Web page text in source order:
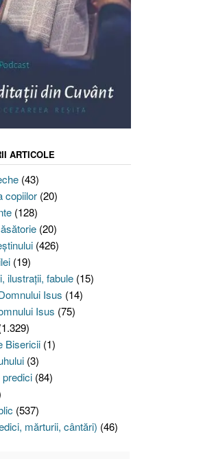
ARTICOLE
(43)
copiilor(20)
(128)
(20)
(426)
(19)
ilustraţii, fabule(15)
Isus (14)
Isus (75)
Bisericii(1)
(3)
(84)
(537)
mărturii, cântări) (46)